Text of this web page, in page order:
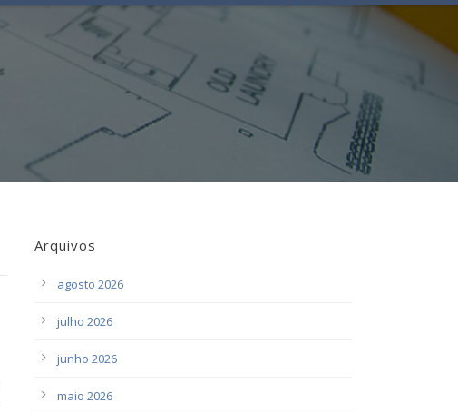
Arquivos
agosto 2026
julho 2026
junho 2026
maio 2026